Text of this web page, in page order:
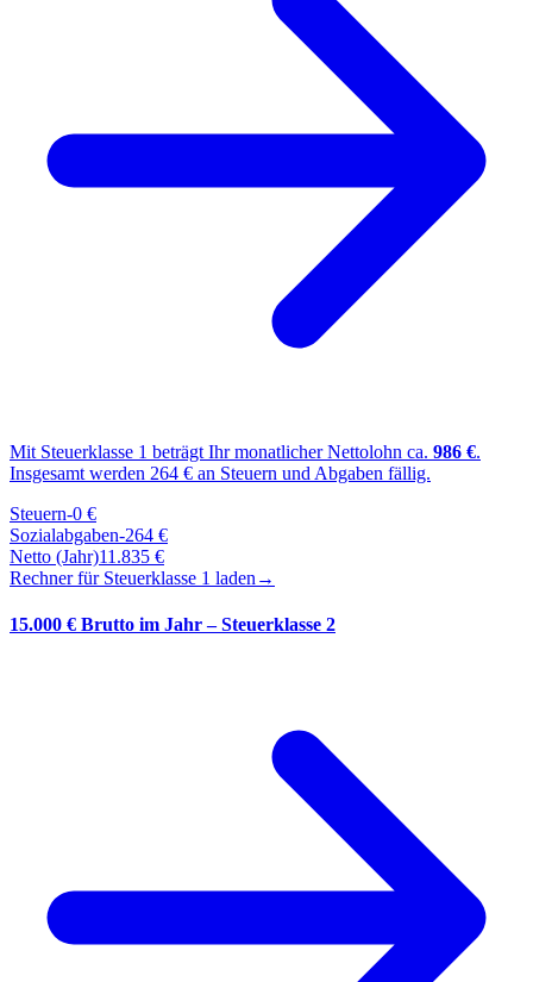
Mit Steuerklasse 1 beträgt Ihr monatlicher Nettolohn ca. 986 €.
Insgesamt werden 264 € an Steuern und Abgaben fällig.
Steuern-0 €
Sozialabgaben-264 €
Netto (Jahr)11.835 €
Rechner für Steuerklasse 1 laden →
15.000 € Brutto im Jahr – Steuerklasse 2